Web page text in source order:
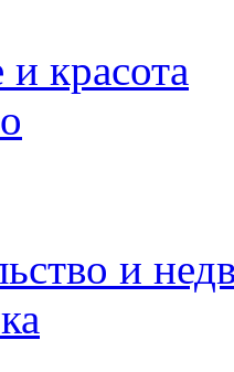
красота
и